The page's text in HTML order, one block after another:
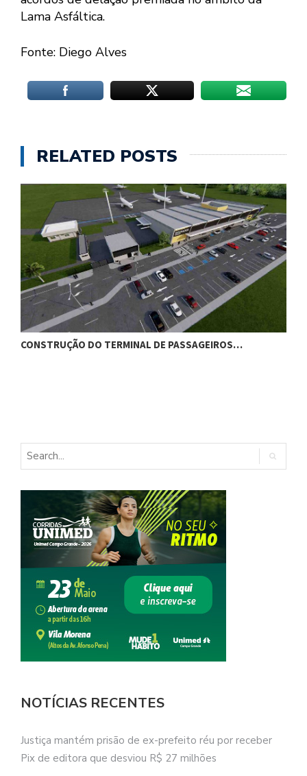
Lama Asfáltica.
Fonte: Diego Alves
RELATED POSTS
CONSTRUÇÃO DO TERMINAL DE PASSAGEIROS…
NOTÍCIAS RECENTES
Justiça mantém prisão de ex-prefeito réu por receber
Pix de editora que desviou R$ 27 milhões